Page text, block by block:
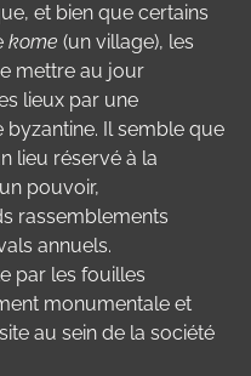
et bien que certains
kome (un village), les
mettre au jour
lieux par une
Il semble que
lieu réservé à la
pouvoir,
rassemblements
annuels.
par les fouilles
monumentale et
au sein de la société